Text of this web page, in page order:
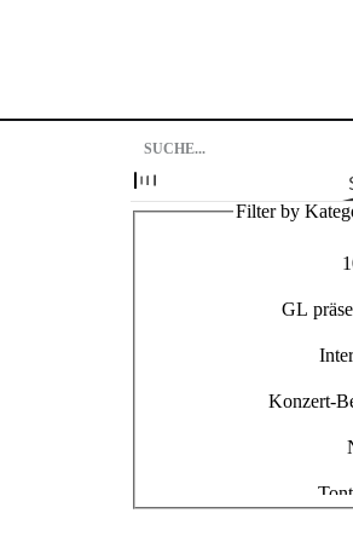
Filter by
GL
Konzert-